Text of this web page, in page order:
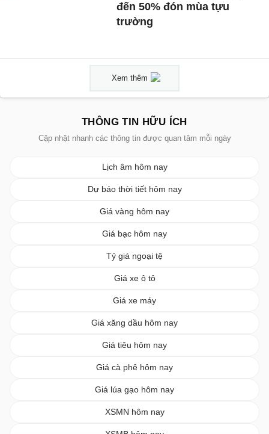
đến 50% đón mùa tựu
trường
Xem thêm
THÔNG TIN HỮU ÍCH
Cập nhật nhanh các thông tin được quan tâm mỗi ngày
Lịch âm hôm nay
Dự báo thời tiết hôm nay
Giá vàng hôm nay
Giá bạc hôm nay
Tỷ giá ngoại tệ
Giá xe ô tô
Giá xe máy
Giá xăng dầu hôm nay
Giá tiêu hôm nay
Giá cà phê hôm nay
Giá lúa gạo hôm nay
XSMN hôm nay